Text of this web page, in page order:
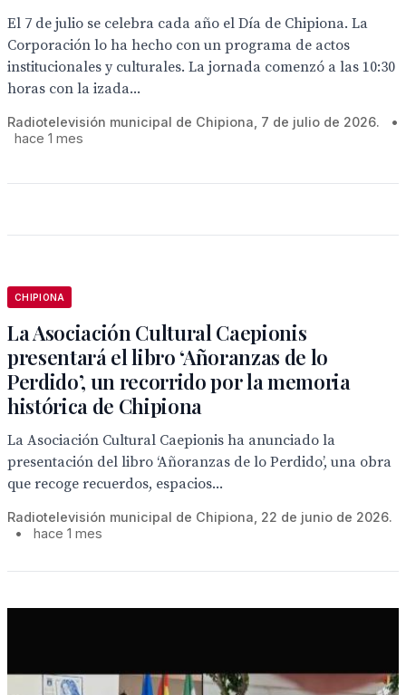
El 7 de julio se celebra cada año el Día de Chipiona. La
Corporación lo ha hecho con un programa de actos
institucionales y culturales. La jornada comenzó a las 10:30
horas con la izada...
Radiotelevisión municipal de Chipiona, 7 de julio de 2026.
•
hace 1 mes
CHIPIONA
La Asociación Cultural Caepionis
presentará el libro ‘Añoranzas de lo
Perdido’, un recorrido por la memoria
histórica de Chipiona
La Asociación Cultural Caepionis ha anunciado la
presentación del libro ‘Añoranzas de lo Perdido’, una obra
que recoge recuerdos, espacios...
Radiotelevisión municipal de Chipiona, 22 de junio de 2026.
•
hace 1 mes